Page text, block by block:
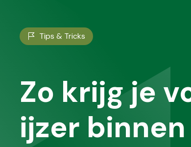
Tips & Tricks
Zo krijg je
ijzer binnen